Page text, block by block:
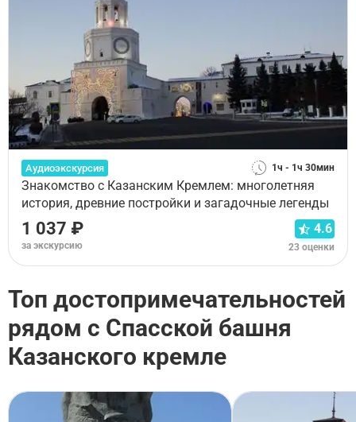
Аудиоэкскурсия 1ч - 1ч 30мин
Знакомство с Казанским Кремлем: многолетняя
история, древние постройки и загадочные легенды
1 037 ₽
за экскурсию
4.6
23 оценки
Топ достопримечательностей
рядом с Спасской башня
Казанского кремле